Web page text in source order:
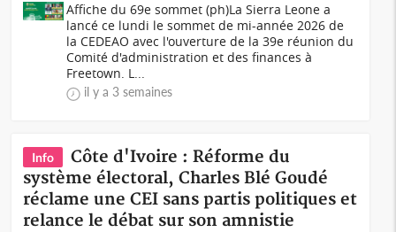
Affiche du 69e sommet (ph)La Sierra Leone a
lancé ce lundi le sommet de mi-année 2026 de
la CEDEAO avec l'ouverture de la 39e réunion du
Comité d'administration et des finances à
Freetown. L...
il y a 3 semaines
Info
Côte d'Ivoire : Réforme du
système électoral, Charles Blé Goudé
réclame une CEI sans partis politiques et
relance le débat sur son amnistie